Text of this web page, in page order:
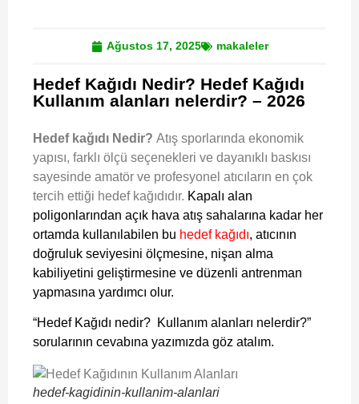
Ağustos 17, 2025 makaleler
Hedef Kağıdı Nedir? Hedef Kağıdı
Kullanım alanları nelerdir? – 2026
Hedef kağıdı Nedir? Atış sporlarında ekonomik
yapısı, farklı ölçü seçenekleri ve dayanıklı baskısı
sayesinde amatör ve profesyonel atıcıların en çok
tercih ettiği hedef kağıdıdır. Kapalı alan
poligonlarından açık hava atış sahalarına kadar her
ortamda kullanılabilen bu hedef kağıdı, atıcının
doğruluk seviyesini ölçmesine, nişan alma
kabiliyetini geliştirmesine ve düzenli antrenman
yapmasına yardımcı olur.
“Hedef Kağıdı nedir? Kullanım alanları nelerdir?”
sorularının cevabına yazımızda göz atalım.
hedef-kagidinin-kullanim-alanlari